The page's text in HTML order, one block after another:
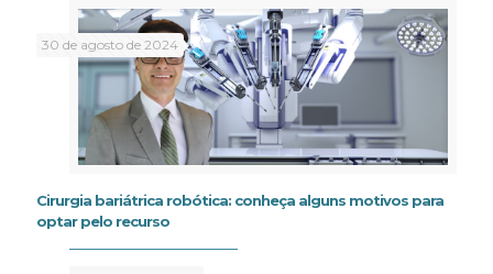
30 de agosto de 2024
Cirurgia bariátrica robótica: conheça alguns motivos para
optar pelo recurso